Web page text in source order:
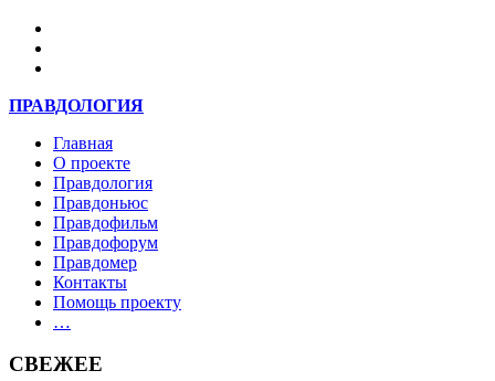
ПРАВДОЛОГИЯ
Главная
О проекте
Правдология
Правдоньюс
Правдофильм
Правдофорум
Правдомер
Контакты
Помощь проекту
…
СВЕЖЕЕ